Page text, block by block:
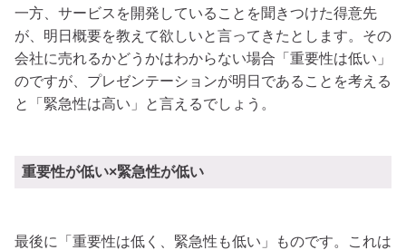
一方、サービスを開発していることを聞きつけた得意先
が、明日概要を教えて欲しいと言ってきたとします。その
会社に売れるかどうかはわからない場合「重要性は低い」
のですが、プレゼンテーションが明日であることを考える
と「緊急性は高い」と言えるでしょう。
重要性が低い×緊急性が低い
最後に「重要性は低く、緊急性も低い」ものです。これは